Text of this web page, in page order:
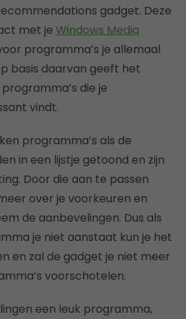
gadget. Deze
met je Windows Media
programma’s je allemaal
basis daarvan geeft het
die je
vindt.
programma’s als de
in een lijstje getoond en zijn
Door die aan te passen
over je voorkeuren en
de aanbevelingen. Dus als
je niet aanstaat kun je het
en zal de gadget je niet meer
voorschotelen.
een leuk programma,